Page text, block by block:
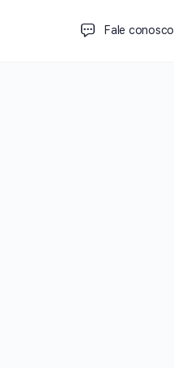
Fale conosco